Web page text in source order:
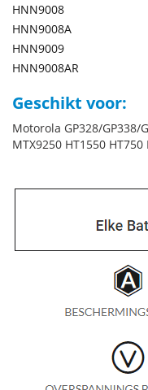
HNN9008
HNN9008A
HNN9009
HNN9008AR
Geschikt voor:
Motorola GP328/GP338/
MTX9250 HT1550 HT750